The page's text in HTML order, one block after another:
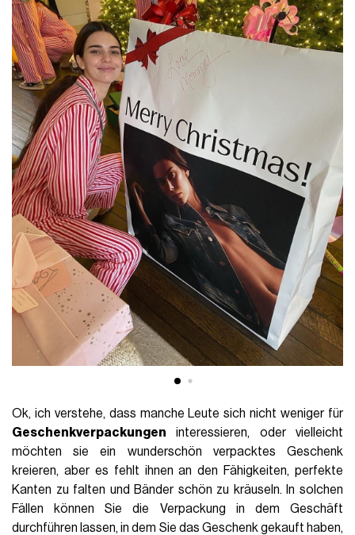
Ok, ich verstehe, dass manche Leute sich nicht weniger für
Geschenkverpackungen interessieren, oder vielleicht
möchten sie ein wunderschön verpacktes Geschenk
kreieren, aber es fehlt ihnen an den Fähigkeiten, perfekte
Kanten zu falten und Bänder schön zu kräuseln. In solchen
Fällen können Sie die Verpackung in dem Geschäft
durchführen lassen, in dem Sie das Geschenk gekauft haben,